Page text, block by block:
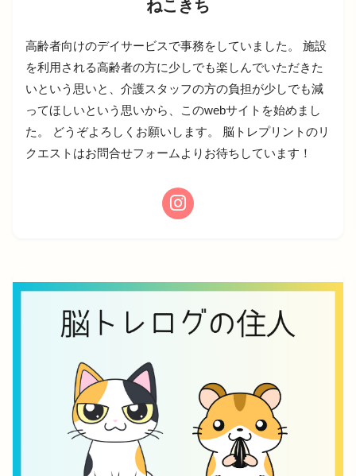
ねこきち
高齢者向けのデイサービスで事務をしていました。 施設
を利用される高齢者の方に少しでも楽しんでいただきた
いという思いと、介護スタッフの方の負担が少しでも減
ってほしいという思いから、このwebサイトを始めまし
た。 どうぞよろしくお願いします。 脳トレプリントのリ
クエストはお問合せフォームよりお待ちしています！